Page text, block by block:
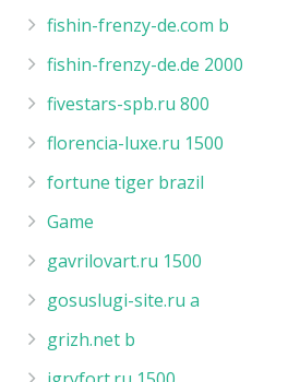
fishin-frenzy-de.com b
fishin-frenzy-de.de 2000
fivestars-spb.ru 800
florencia-luxe.ru 1500
fortune tiger brazil
Game
gavrilovart.ru 1500
gosuslugi-site.ru a
grizh.net b